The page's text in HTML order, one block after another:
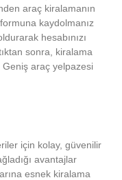
araç kiralamanın
kaydolmanız
hesabınızı
sonra, kiralama
araç yelpazesi
için kolay, güvenilir
avantajlar
esnek kiralama